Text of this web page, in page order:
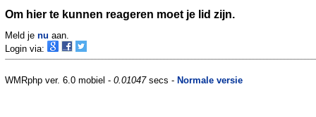
Om hier te kunnen reageren moet je lid zijn.
Meld je nu aan.
Login via:
WMRphp ver. 6.0 mobiel - 0.01047secs - Normale versie